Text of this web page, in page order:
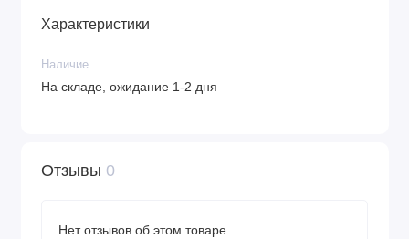
Характеристики
Наличие
На складе, ожидание 1-2 дня
Отзывы 0
Нет отзывов об этом товаре.